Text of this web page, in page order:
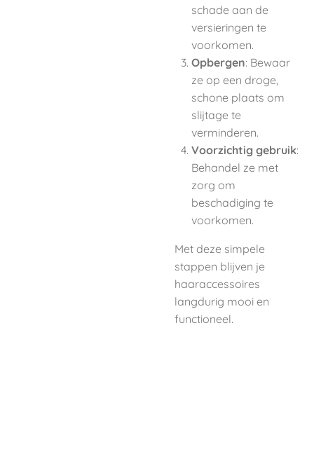
schade aan de
versieringen te
voorkomen.
Opbergen: Bewaar
ze op een droge,
schone plaats om
slijtage te
verminderen.
Voorzichtig gebruik:
Behandel ze met
zorg om
beschadiging te
voorkomen.
Met deze simpele
stappen blijven je
haaraccessoires
langdurig mooi en
functioneel.